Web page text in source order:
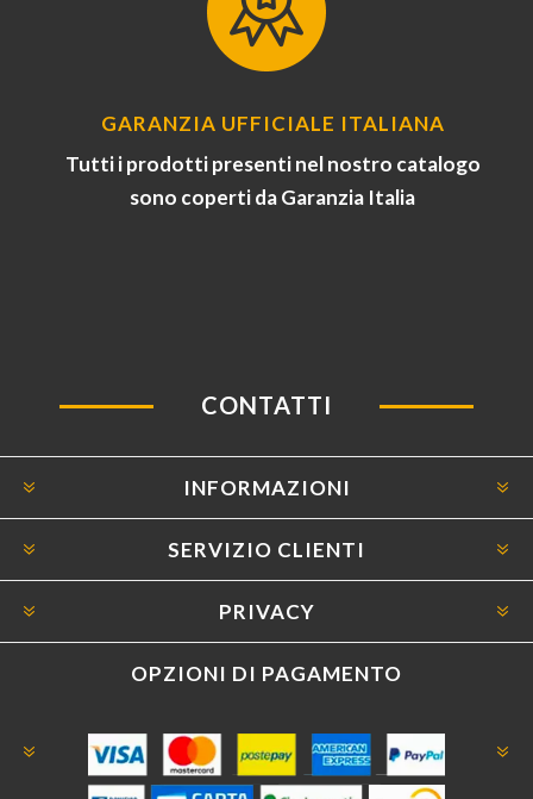
GARANZIA UFFICIALE ITALIANA
Tutti i prodotti presenti nel nostro catalogo
sono coperti da Garanzia Italia
CONTATTI
INFORMAZIONI
SERVIZIO CLIENTI
PRIVACY
OPZIONI DI PAGAMENTO